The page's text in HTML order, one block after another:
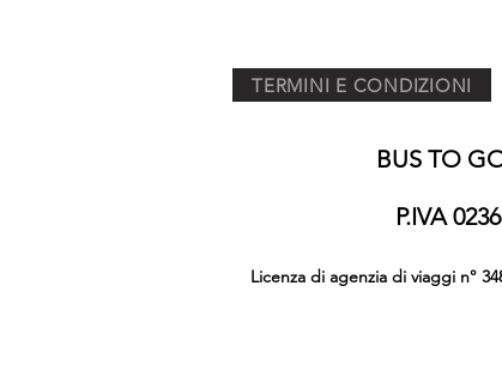
TERMINI E CONDIZIONI
BUS TO
P.IVA
Licenza di agenzia di viaggi n°